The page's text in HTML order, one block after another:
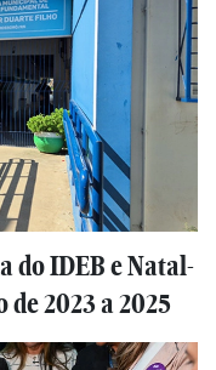
do IDEB e Natal-
2023 a 2025